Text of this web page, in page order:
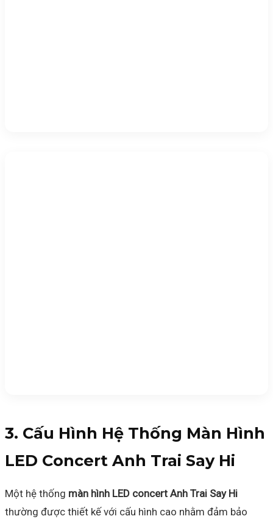
3. Cấu Hình Hệ Thống Màn Hình
LED Concert Anh Trai Say Hi
Một hệ thống màn hình LED concert Anh Trai Say Hi
thường được thiết kế với cấu hình cao nhằm đảm bảo